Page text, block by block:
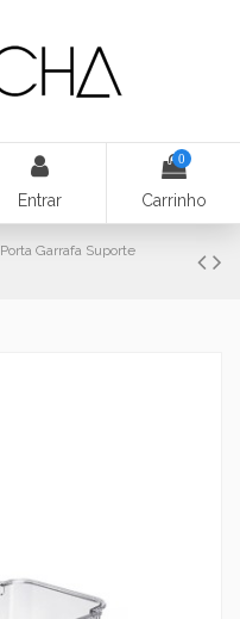
Entrar
0
Carrinho
Porta Garrafa Suporte